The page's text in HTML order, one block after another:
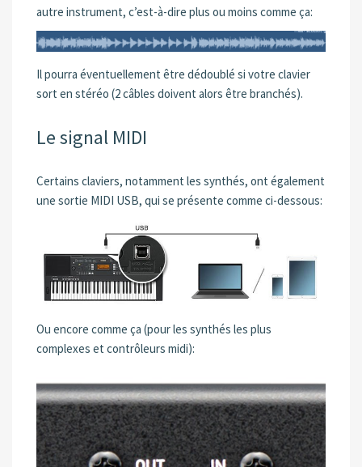
autre instrument, c’est-à-dire plus ou moins comme ça:
Il pourra éventuellement être dédoublé si votre clavier
sort en stéréo (2 câbles doivent alors être branchés).
Le signal MIDI
Certains claviers, notamment les synthés, ont également
une sortie MIDI USB, qui se présente comme ci-dessous:
Ou encore comme ça (pour les synthés les plus
complexes et contrôleurs midi):